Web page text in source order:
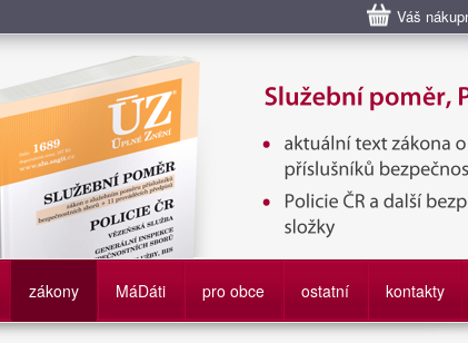
Váš
Služební poměr příslušníků bezpečnostních sborů, Policie ČR,
služby
zákony MáDáti pro obce ostatní kontakty